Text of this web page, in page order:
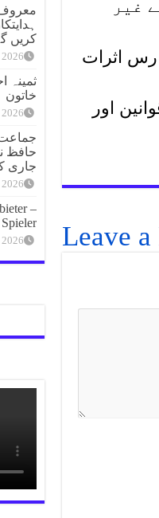
غیر
رس اثرات
اور
Leave
معروف
کریں
ثمینہ
خاتون
حافظ
جاری
–